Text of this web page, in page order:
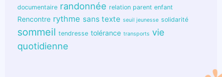
documentaire randonnée relation parent enfant
Rencontre rythme sans texte seuil jeunesse solidarité
sommeil tendresse tolérance transports vie
quotidienne